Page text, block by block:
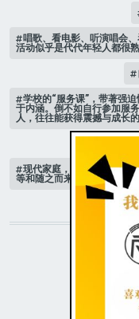
唱歌、看电影、听演唱会
活动似乎是代代年轻人都很
学校的“服务课”，带著强
于内涵。倒不如自行参加服
人，往往能获得震撼与成长的
现代家庭，子女或许都是
等和随之而来的身心压力却仍